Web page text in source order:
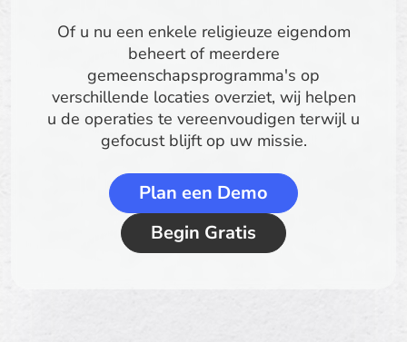
Of u nu een enkele religieuze eigendom
beheert of meerdere
gemeenschapsprogramma's op
verschillende locaties overziet, wij helpen
u de operaties te vereenvoudigen terwijl u
gefocust blijft op uw missie.
Plan een Demo
Begin Gratis